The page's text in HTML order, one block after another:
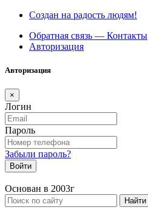
Создан на радость людям!
Обратная связь — Контакты
Авторизация
Авторизация
×
Логин
Пароль
Забыли пароль?
Войти
Основан в 2003г
Найти